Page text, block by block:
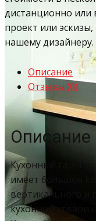
дистанционно или
проект или
нашему дизайнеру.
Описание
Отзывы (0)
Описание
Кухонный
имеет большое
вертикального и
кухонной утвари